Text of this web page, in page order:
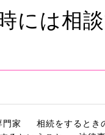
には相
門家
相続をするとき